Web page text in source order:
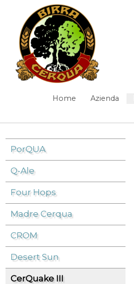
Navigazione
Home Azienda
PorQUA
Q-Ale
Four Hops
Madre Cerqua
CROM
Desert Sun
CerQuake III